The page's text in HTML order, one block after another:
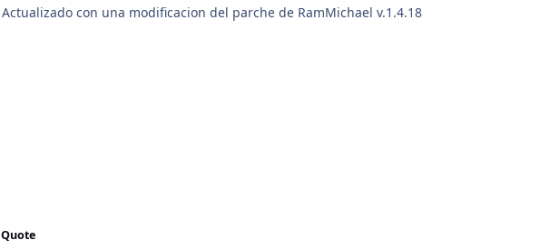
Actualizado con una modificacion del parche de RamMichael v.1.4.18
Quote